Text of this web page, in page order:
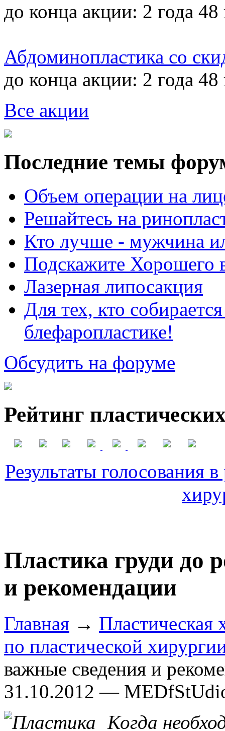
до конца акции: 2 года 48
Абдоминопластика со
до конца акции: 2 года 48
Все акции
Последние темы
Объем операции на
Решайтесь на
Кто лучше - мужчина
Подскажите Хорошего
Лазерная липосакция
Для тех, кто
блефаропластике!
Обсудить на форуме
Рейтинг
Результаты голосования
Пластика груди до
и рекомендации
Главная → Пластическая
по пластической
важные сведения и
31.10.2012 —
Когда